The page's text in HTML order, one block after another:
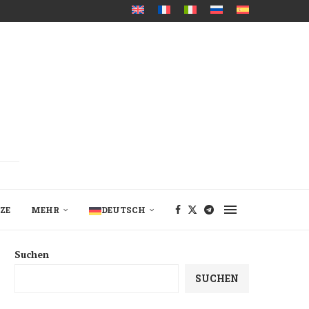
MEHR DEUTSCH
Suchen
SUCHEN